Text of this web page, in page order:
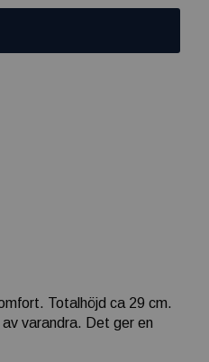
Totalhöjd ca 29 cm.
varandra. Det ger en